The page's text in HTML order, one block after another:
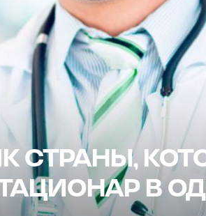
СТРАНЫ,
В